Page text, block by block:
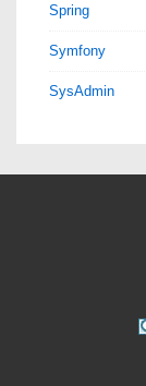
Spring
Symfony
SysAdmin